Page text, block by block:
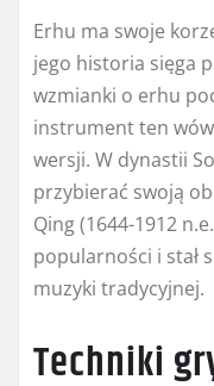
Erhu ma swoje
jego historia sięga
wzmianki o erhu
instrument ten
wersji. W dynastii
przybierać swoją
Qing (1644-1912
popularności i stał
muzyki tradycyjnej.
Techniki